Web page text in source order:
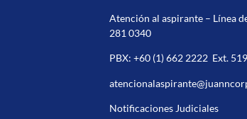
Atención al aspirante – Línea
281 0340
PBX:+60 (1) 662 2222 Ext.
Notificaciones Judiciales